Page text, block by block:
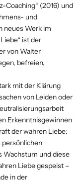
Coaching“ (2016) und
und
neues Werk im
“ ist der
von Walter
befreien,
mit der Klärung
von Leiden oder
Erkenntnisgewinnen
der wahren Liebe:
persönlichen
Wachstum und diese
Liebe gespeist –
in der